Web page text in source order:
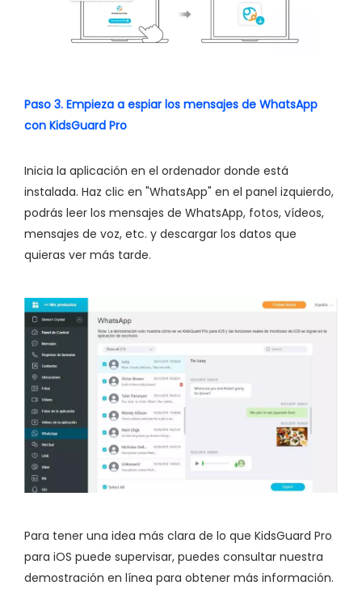
Paso 3. Empieza a espiar los mensajes de WhatsApp
con KidsGuard Pro
Inicia la aplicación en el ordenador donde está
instalada. Haz clic en "WhatsApp" en el panel izquierdo,
podrás leer los mensajes de WhatsApp, fotos, vídeos,
mensajes de voz, etc. y descargar los datos que
quieras ver más tarde.
Para tener una idea más clara de lo que KidsGuard Pro
para iOS puede supervisar, puedes consultar nuestra
demostración en línea para obtener más información.